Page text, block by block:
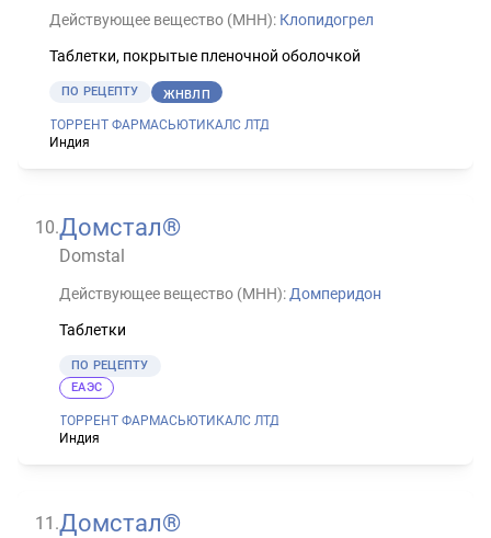
Действующее вещество (МНН): Клопидогрел
Таблетки, покрытые пленочной оболочкой
ПО РЕЦЕПТУ ЖНВЛП
ТОРРЕНТ ФАРМАСЬЮТИКАЛС ЛТД
Индия
10.Домстал®
Domstal
Действующее вещество (МНН): Домперидон
Таблетки
ПО РЕЦЕПТУ
ТОРРЕНТ ФАРМАСЬЮТИКАЛС ЛТД
Индия
ЕАЭС
11 .Домстал®